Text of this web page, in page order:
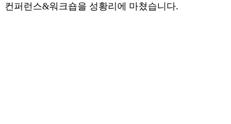
컨퍼런스&워크숍을 성황리에 마쳤습니다.